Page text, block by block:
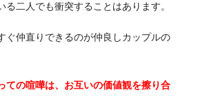
る二人でも衝突することはあります。
ぐ仲直りできるのが仲良しカップルの
ての喧嘩は、お互いの価値観を擦り合